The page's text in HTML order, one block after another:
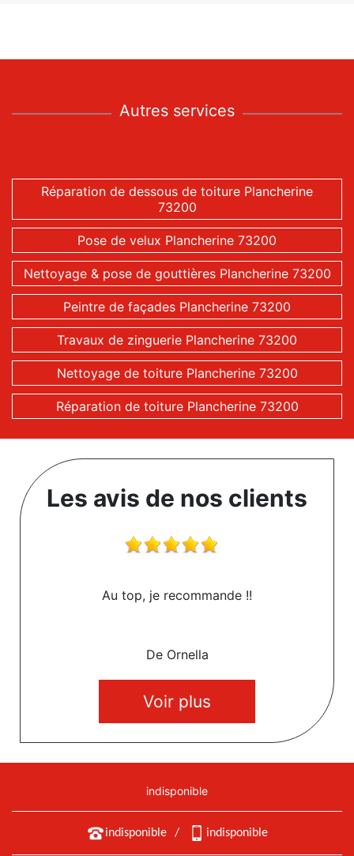
Autres services
Réparation de dessous de toiture Plancherine
73200
Pose de velux Plancherine 73200
Nettoyage & pose de gouttières Plancherine 73200
Peintre de façades Plancherine 73200
Travaux de zinguerie Plancherine 73200
Nettoyage de toiture Plancherine 73200
Réparation de toiture Plancherine 73200
Les avis de nos clients
Au top, je recommande !!
De Ornella
Voir plus
indisponible
indisponible / indisponible